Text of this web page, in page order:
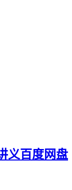
义百度网盘